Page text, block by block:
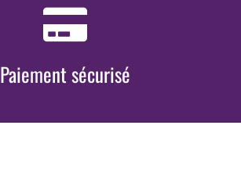
Paiement sécurisé